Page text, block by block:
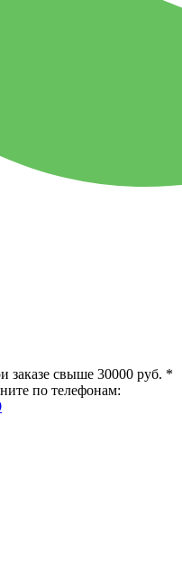
заказе свыше 30000 руб. *
по телефонам: